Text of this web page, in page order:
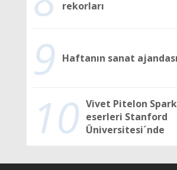
rekorları
9 Haftanın sanat ajandası
10 Vivet Pitelon
eserleri Stanford
Üniversitesi´nde